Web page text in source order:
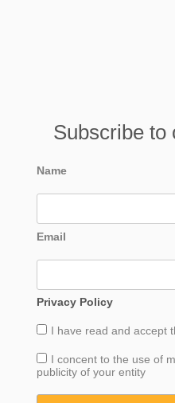
Subscribe to
Name
Email
Privacy Policy
I have read and accept
I concent to the use of
publicity of your entity